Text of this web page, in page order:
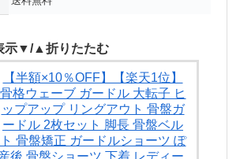
示▼/▲折りたたむ
【半額×10％OFF】【楽天1位】
骨格ウェーブ ガードル 大転子 ヒ
ップアップ リングアウト 骨盤ガ
ードル 2枚セット 脚長 骨盤ベル
ト 骨盤矯正 ガードルショーツ ぽ
後 骨盤ショーツ 下着 レディー